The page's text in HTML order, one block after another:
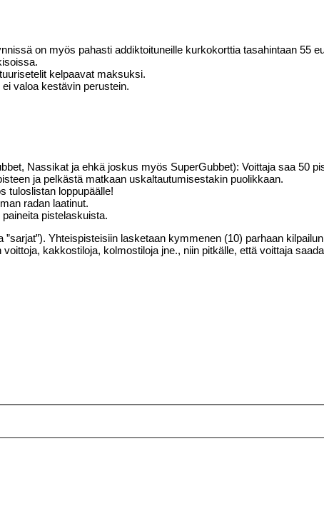
on myös pahasti addiktoituneille kurkokorttia tasahintaan 55
kelpaavat maksuksi.
valoa kestävin perustein.
Nassikat ja ehkä joskus myös SuperGubbet): Voittaja saa 50
ja pelkästä matkaan uskaltautumisestakin puolikkaan.
tuloslistan loppupäälle!
radan laatinut.
pistelaskuista.
Yhteispisteisiin lasketaan kymmenen (10) parhaan
kakkostiloja, kolmostiloja jne., niin pitkälle, että voittaja